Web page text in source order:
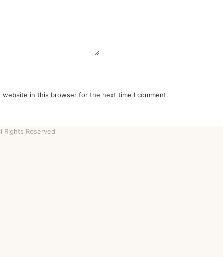
website in this browser for the next time I comment.
Rights Reserved